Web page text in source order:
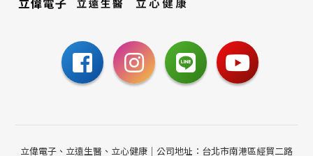
立偉電子、立遠生醫、立心健康｜公司地址：台北市南港區經貿二路